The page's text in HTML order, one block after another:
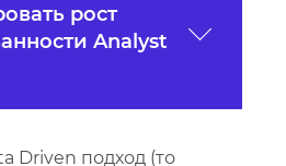
рост
Analyst
Driven подход (то